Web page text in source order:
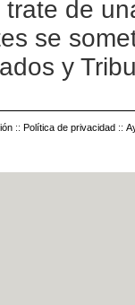
de
se
y
:: Política de privacidad ::